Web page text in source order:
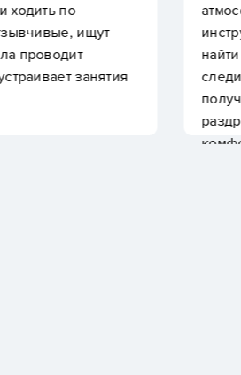
атмосфера в
инструкторов – они
найти индивидуальный подход
следит за правильностью
получается с первого раза,
раздражения.Бассейн чистый
комфортной температуры,